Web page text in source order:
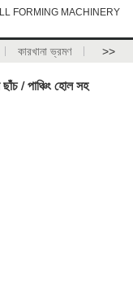
FORMING MACHINERY
কারখানা ভ্রমণ >>
/ পাঞ্চিং হোল সহ